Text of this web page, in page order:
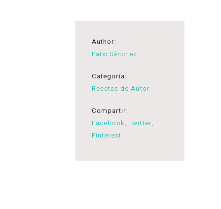
Author:
Patxi Sánchez
Categoría:
Recetas de Autor
Compartir:
Facebook Twitter
Pinterest